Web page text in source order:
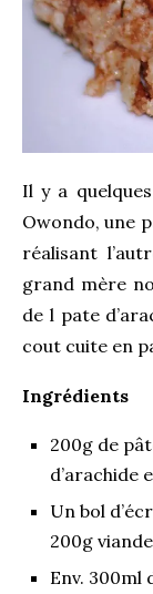
Il y a
Owondo, une
réalisant
grand mère
de l pate
cout cuite en
Ingrédients
200g de
d’arachide
Un bol
200g
Env. 300ml